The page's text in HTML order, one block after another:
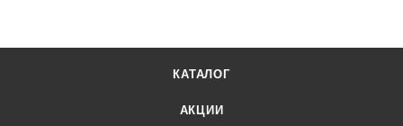
КАТАЛОГ
АКЦИИ